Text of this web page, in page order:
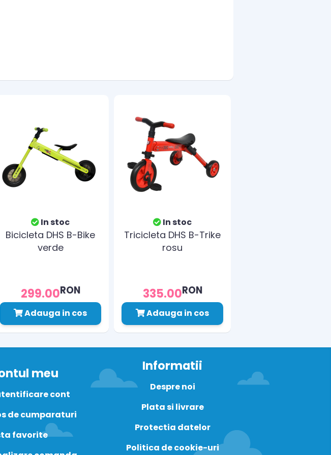
In stoc
Bicicleta DHS B-Bike
verde
299.00RON
Adauga in cos
In stoc
Tricicleta DHS B-Trike
rosu
335.00RON
Adauga in cos
meu
cont
de cumparaturi
favorite
Informatii
Despre noi
Plata si livrare
Protectia datelor
Politica de cookie-uri